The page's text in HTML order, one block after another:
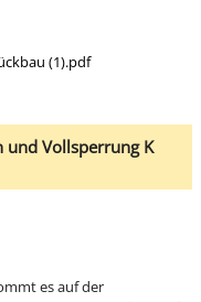
(1).pdf
und Vollsperrung K
es auf der